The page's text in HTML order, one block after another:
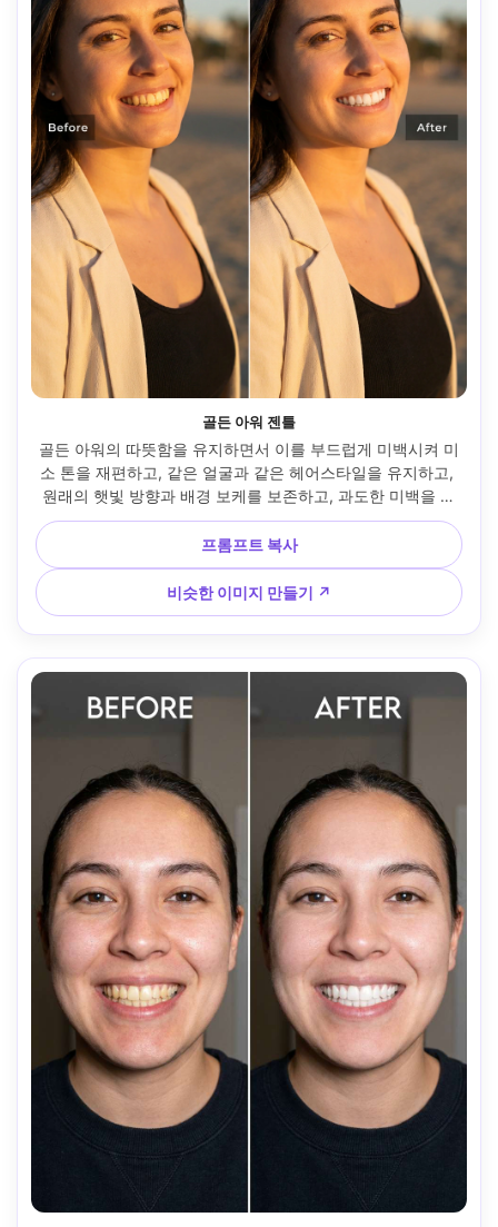
골든 아워 젠틀
골든 아워의 따뜻함을 유지하면서 이를 부드럽게 미백시켜 미
소 톤을 재편하고, 같은 얼굴과 같은 헤어스타일을 유지하고,
원래의 햇빛 방향과 배경 보케를 보존하고, 과도한 미백을 피
하고 그림자를 일관되게 유지하세요 --ar 4:5
프롬프트 복사
비슷한 이미지 만들기 ↗